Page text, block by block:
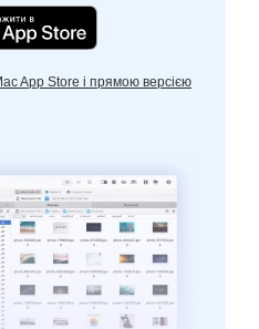
App Store і прямою версією